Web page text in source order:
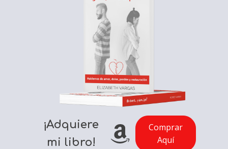
¡Adquiere
mi libro!
Comprar
Aquí